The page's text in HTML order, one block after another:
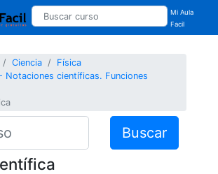
Mi Aula
Facil
Ciencia
Física
Notaciones científicas. Funciones
Buscar